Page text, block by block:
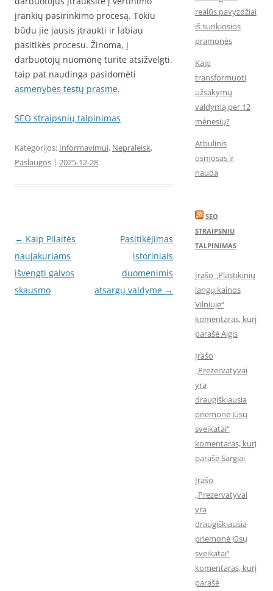
įrankių pasirinkimo procesą. Tokiu
būdu jie jausis įtraukti ir labiau
pasitikės procesu. Žinoma, į
darbuotojų nuomonę turite atsižvelgti.
taip pat naudinga pasidomėti
asmenybės testų prasme.
SEO straipsnių talpinimas
Kategorijos: Informavimui, Nepraleisk,
Paslaugos | 2025-12-28
Įrašo
navigacija
← Kaip Pilaitės
naujakuriams
išvengti galvos
skausmo
Pasitikėjimas
istoriniais
duomenimis
atsargų valdyme →
realūs pavyzdžiai
iš sunkiosios
pramonės
Kaip
transformuoti
užsakymų
valdymą per 12
mėnesių?
Atbulinis
osmosas ir
nauda
SEO
STRAIPSNIU
TALPINIMAS
Įrašo „Plastikinių
langų kainos
Vilniuje“
komentaras, kurį
parašė Algis
Įrašo
„Prezervatyvai
yra
draugiškiausia
priemonė Jūsų
sveikatai“
komentaras, kurį
parašė Sargiai
Įrašo
„Prezervatyvai
yra
draugiškiausia
priemonė Jūsų
sveikatai“
komentaras, kurį
parašė